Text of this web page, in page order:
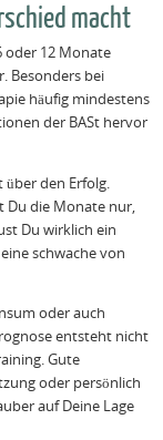
macht
oder 12 Monate
Besonders bei
häufig mindestens
der BASt hervor
über den Erfolg.
Du die Monate nur,
Du wirklich ein
schwache von
oder auch
entsteht nicht
Gute
oder persönlich
auf Deine Lage